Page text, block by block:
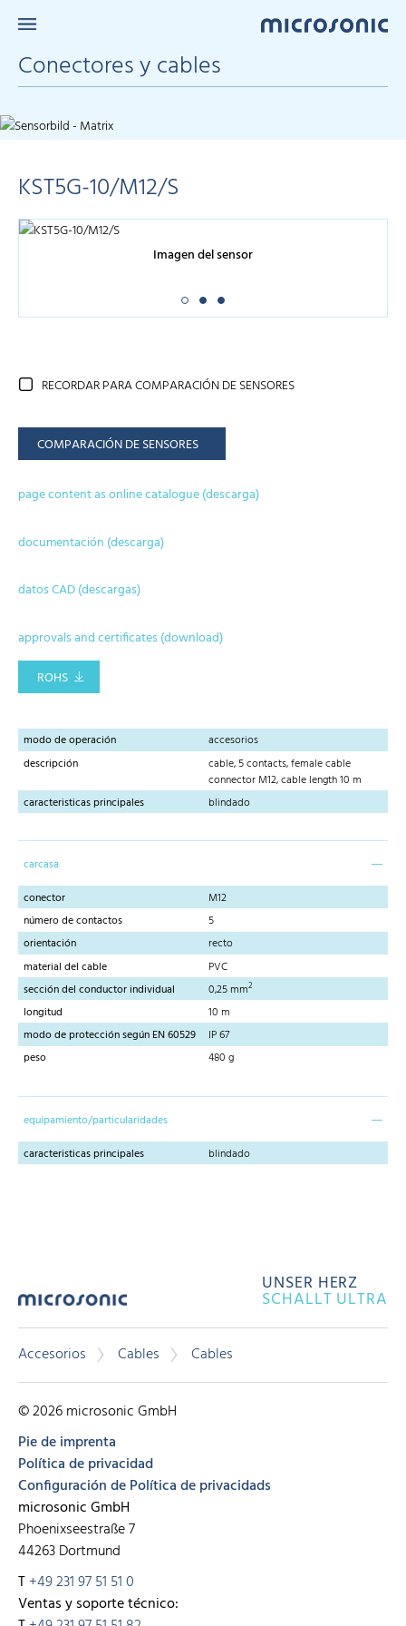
Conectores y cables
KST5G-10/M12/S
Imagen del sensor
RECORDAR PARA COMPARACIÓN DE SENSORES
COMPARACIÓN DE SENSORES
page content as online catalogue (descarga)
documentación (descarga)
datos CAD (descargas)
approvals and certificates (download)
ROHS
modo de operación
accesorios
descripción
cable, 5 contacts, female cable
connector M12, cable length 10 m
caracteristicas principales
blindado
carcasa
conector
M12
número de contactos
5
orientación
recto
material del cable
PVC
sección del conductor individual
0,25 mm2
longitud
10 m
modo de protección según EN 60529
IP 67
peso
480 g
equipamiento/particularidades
caracteristicas principales
blindado
UNSER HERZ
SCHALLT ULTRA
Accesorios Cables Cables
© 2026 microsonic GmbH
Pie de imprenta
Política de privacidad
Configuración de Política de privacidads
microsonic GmbH
Phoenixseestraße 7
44263 Dortmund
T+49 231 97 51 51 0
Ventas y soporte técnico: